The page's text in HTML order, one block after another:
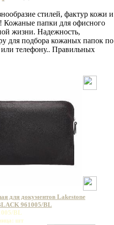
стилей, фактур кожи и
Кожаные папки для офисного
жизни. Надежность,
для подбора кожаных папок по
телефону.. Правильных
для документов Lakestone
961005/BL
BL
шт